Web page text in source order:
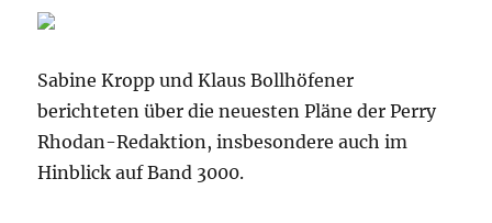
Sabine Kropp und Klaus Bollhöfener
berichteten über die neuesten Pläne der Perry
Rhodan-Redaktion, insbesondere auch im
Hinblick auf Band 3000.